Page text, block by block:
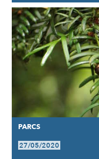
PARCS
27/05/2020